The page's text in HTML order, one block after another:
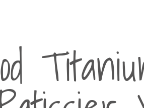
-sprudler
und Ersatzbürsten
Badezimmer-Artikel